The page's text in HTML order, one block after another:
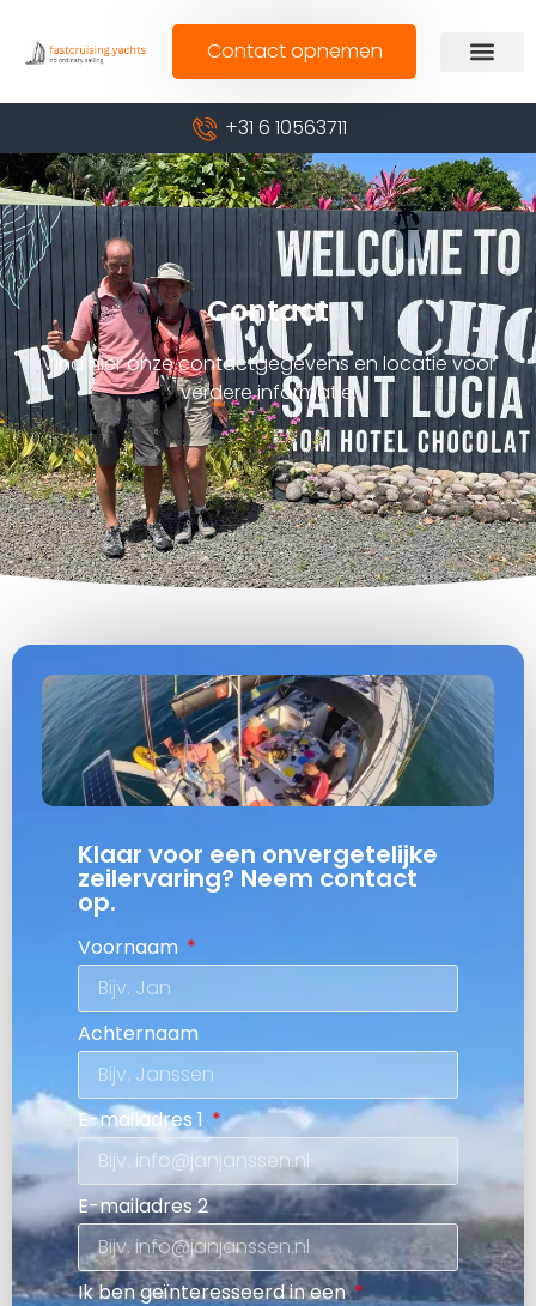
Contact opnemen
+31 6 10563711
Contact
Vind hier onze contactgegevens en locatie voor
verdere informatie.
Klaar voor een onvergetelijke
zeilervaring? Neem contact
op.
Voornaam
Achternaam
E-mailadres 1
E-mailadres 2
Ik ben geïnteresseerd in een